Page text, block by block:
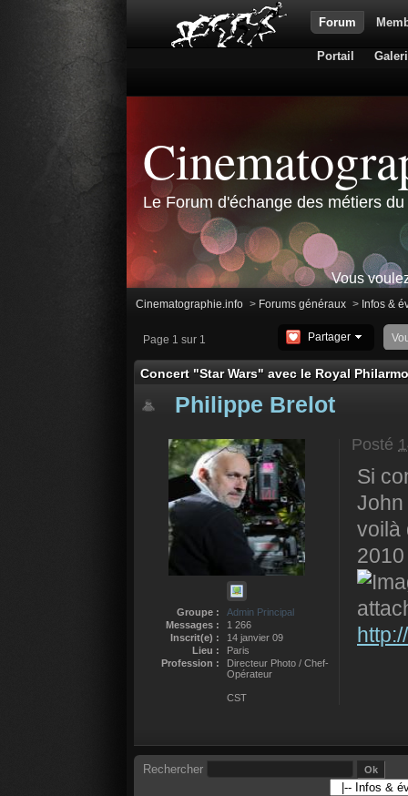
Forum
Portail
Le Forum d'échange des métiers
Vous
Cinematographie.info > Forums généraux > Infos &
Page 1 sur 1 Partager
Concert "Star Wars" avec le Royal
Philippe Brelot
Groupe :
Admin Principal
Messages :
1 266
Inscrit(e) :
14 janvier 09
Lieu :
Paris
Profession :
Directeur Photo / Chef-
Opérateur
CST
Posté
Si
John
voilà
Rechercher